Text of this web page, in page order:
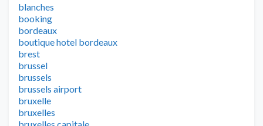
blanches
booking
bordeaux
boutique hotel bordeaux
brest
brussel
brussels
brussels airport
bruxelle
bruxelles